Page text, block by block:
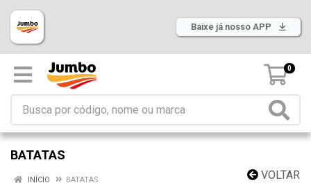
Baixe já nosso APP
0
BATATAS
VOLTAR
INÍCIO BATATAS